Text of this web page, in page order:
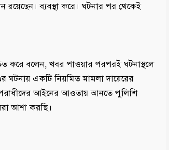
ব্যবস্থা করে। ঘটনার পর থেকেই
করে বলেন, খবর পাওয়ার পরপরই ঘটনাস্থলে
ঘটনায় একটি নিয়মিত মামলা দায়েরের
আইনের আওতায় আনতে পুলিশি
আশা করছি।